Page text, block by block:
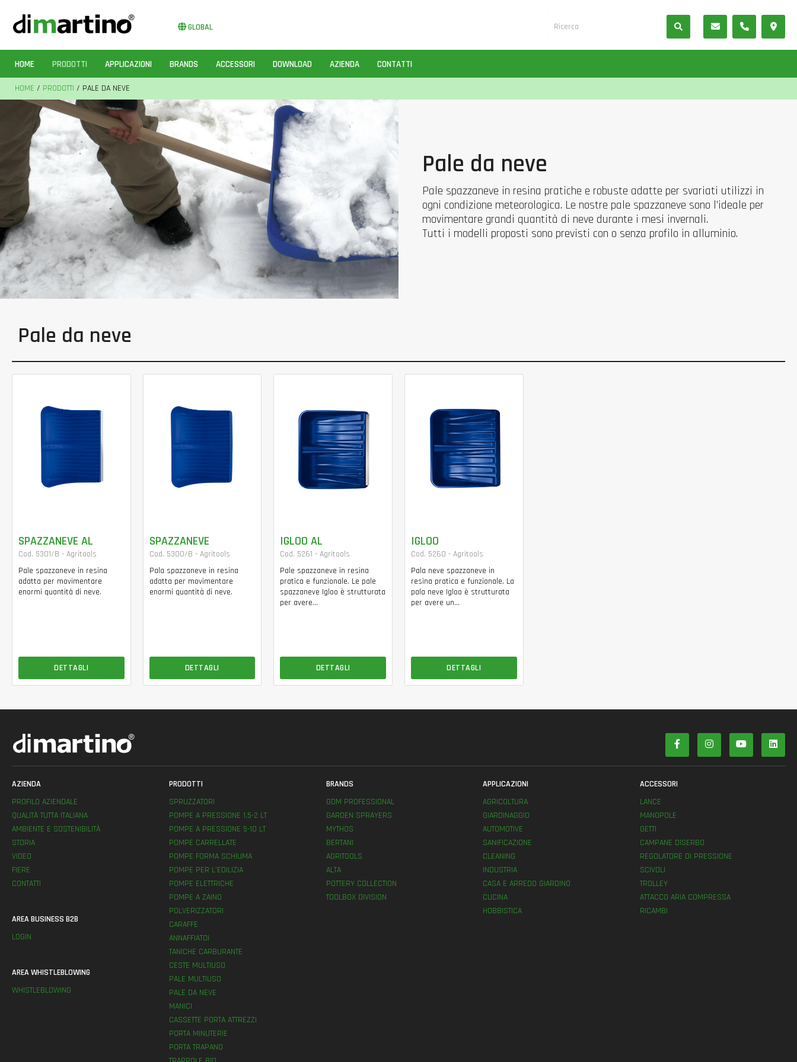
GLOBAL
HOME PRODOTTI APPLICAZIONI BRANDS ACCESSORI DOWNLOAD AZIENDA CONTATTI
HOME / PRODOTTI / PALE DA NEVE
Pale da neve
Pale spazzaneve in resina pratiche e robuste adatte per svariati utilizzi in
ogni condizione meteorologica. Le nostre pale spazzaneve sono l’ideale per
movimentare grandi quantità di neve durante i mesi invernali.
Tutti i modelli proposti sono previsti con o senza profilo in alluminio.
Pale da neve
SPAZZANEVE AL
Cod. 5301/B - Agritools
Pale spazzaneve in resina
adatta per movimentare
enormi quantità di neve.
DETTAGLI
SPAZZANEVE
Cod. 5300/B - Agritools
Pala spazzaneve in resina
adatta per movimentare
enormi quantità di neve.
DETTAGLI
IGLOO AL
Cod. 5261 - Agritools
Pale spazzaneve in resina
pratica e funzionale. Le pale
spazzaneve Igloo è strutturata
per avere...
DETTAGLI
IGLOO
Cod. 5260 - Agritools
Pala neve spazzaneve in
resina pratica e funzionale. La
pala neve Igloo è strutturata
per avere un...
DETTAGLI
AZIENDA
PROFILO AZIENDALE
QUALITÀ TUTTA ITALIANA
AMBIENTE E SOSTENIBILITÀ
STORIA
VIDEO
FIERE
CONTATTI
AREA BUSINESS B2B
LOGIN
AREA WHISTLEBLOWING
WHISTLEBLOWING
PRODOTTI
SPRUZZATORI
POMPE A PRESSIONE 1,5-2 LT
POMPE A PRESSIONE 5-10 LT
POMPE CARRELLATE
POMPE FORMA SCHIUMA
POMPE PER L’EDILIZIA
POMPE ELETTRICHE
POMPE A ZAINO
POLVERIZZATORI
CARAFFE
ANNAFFIATOI
TANICHE CARBURANTE
CESTE MULTIUSO
PALE MULTIUSO
PALE DA NEVE
MANICI
CASSETTE PORTA ATTREZZI
PORTA MINUTERIE
PORTA TRAPANO
BRANDS
GDM PROFESSIONAL
GARDEN SPRAYERS
MYTHOS
BERTANI
AGRITOOLS
ALTA
POTTERY COLLECTION
TOOLBOX DIVISION
APPLICAZIONI
AGRICOLTURA
GIARDINAGGIO
AUTOMOTIVE
SANIFICAZIONE
CLEANING
INDUSTRIA
CASA E ARREDO GIARDINO
CUCINA
HOBBISTICA
ACCESSORI
LANCE
MANOPOLE
GETTI
CAMPANE DISERBO
REGOLATORE DI PRESSIONE
SCIVOLI
TROLLEY
ATTACCO ARIA COMPRESSA
RICAMBI